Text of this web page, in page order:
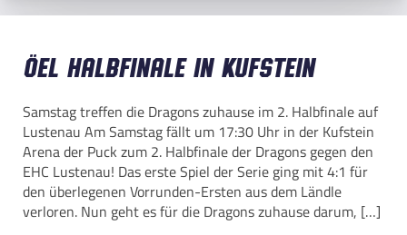
ÖEL Halbfinale in Kufstein
Samstag treffen die Dragons zuhause im 2. Halbfinale auf
Lustenau Am Samstag fällt um 17:30 Uhr in der Kufstein
Arena der Puck zum 2. Halbfinale der Dragons gegen den
EHC Lustenau! Das erste Spiel der Serie ging mit 4:1 für
den überlegenen Vorrunden-Ersten aus dem Ländle
verloren. Nun geht es für die Dragons zuhause darum, […]